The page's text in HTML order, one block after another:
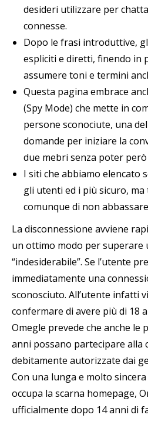
desideri utilizzare per
connesse.
Dopo le frasi introduttive,
espliciti e diretti, finendo in
assumere toni e termini
Questa pagina embrace
(Spy Mode) che mette in
persone sconociute, una
domande per iniziare la
due mebri senza poter
I siti che abbiamo elencato
gli utenti ed i più sicuro, ma
comunque di non
La disconnessione avviene
un ottimo modo per superare
“indesiderabile”. Se l’utente
immediatamente una
sconosciuto. All’utente infatti
confermare di avere più di 18
Omegle prevede che anche le
anni possano partecipare alla
debitamente autorizzate dai
Con una lunga e molto
occupa la scarna homepage,
ufficialmente dopo 14 anni di